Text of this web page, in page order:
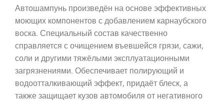
Автошампунь произведён на основе эффективных
моющих компонентов с добавлением карнаубского
воска. Специальный состав качественно
справляется с очищением въевшейся грязи, сажи,
соли и другими тяжёлыми эксплуатационными
загрязнениями. Обеспечивает полирующий и
водоотталкивающий эффект, придаёт блеск, а
также защищает кузов автомобиля от негативного